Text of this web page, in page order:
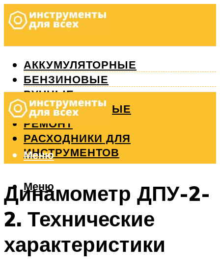
АККУМУЛЯТОРНЫЕ
БЕНЗИНОВЫЕ
РУЧНЫЕ
ИЗМЕРИТЕЛЬНЫЕ
РЕМОНТ
РАСХОДНИКИ ДЛЯ
ИНСТРУМЕНТОВ
Меню
Меню
Динамометр ДПУ-2-
2. Технические
характеристики